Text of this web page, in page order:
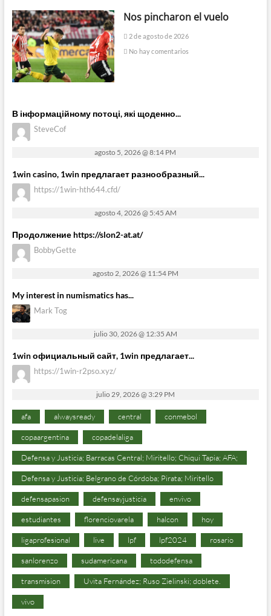
Nos pincharon el vuelo
2 de agosto de 2026
No hay comentarios
В інформаційному потоці, які щоденно...
SteveCof
agosto 5, 2026 @ 8:14 PM
1win casino, 1win предлагает разнообразный...
https://1win-hth644.cfd/
agosto 4, 2026 @ 5:45 AM
Продолжение https://slon2-at.at/
BobbyGette
agosto 2, 2026 @ 11:54 PM
My interest in numismatics has...
Mark Tog
julio 30, 2026 @ 12:35 AM
1win официальный сайт, 1win предлагает...
https://1win-r2pso.xyz/
julio 29, 2026 @ 3:29 PM
afa alwaysready central conmebol
copaargentina copadelaliga
Defensa y Justicia; Barracas Central; Miritello; Chiqui Tapia; AFA;
Defensa y Justicia; Belgrano de Córdoba; Pirata; Miritello
defensapasion defensayjusticia envivo
estudiantes florenciovarela halcon hoy
ligaprofesional live lpf lpf2024 rosario
sanlorenzo sudamericana tododefensa
transmision Uvita Fernández; Ruso Zielinski; doblete.
vivo